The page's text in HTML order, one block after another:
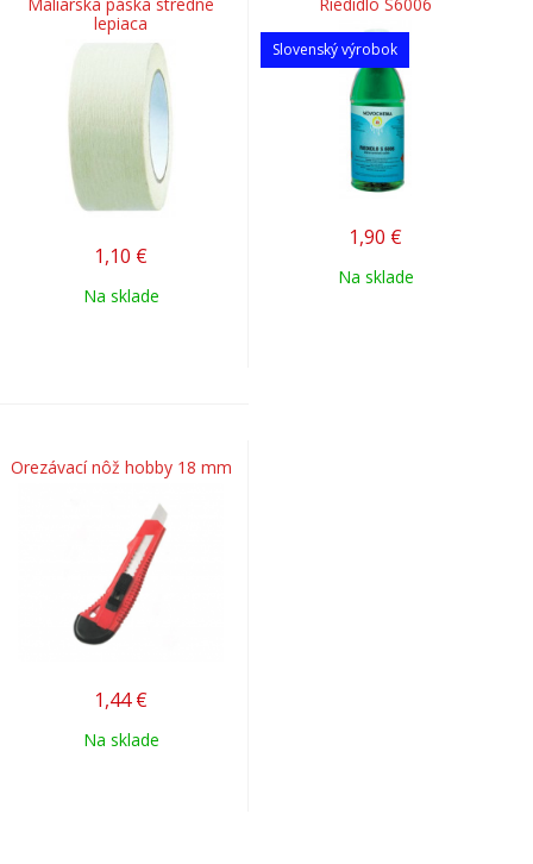
lepiaca
1,10 €
Na sklade
Slovenský výrobok
1,90 €
Na sklade
Orezávací nôž hobby 18 mm
1,44 €
Na sklade